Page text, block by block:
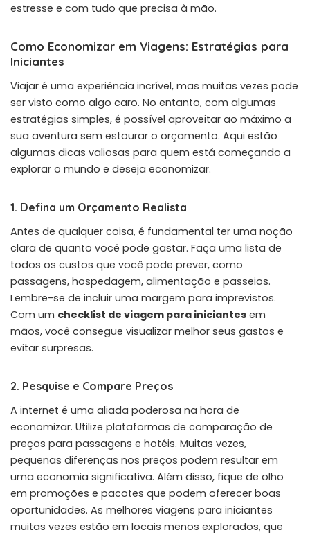
estresse e com tudo que precisa à mão.
Como Economizar em Viagens: Estratégias para
Iniciantes
Viajar é uma experiência incrível, mas muitas vezes pode
ser visto como algo caro. No entanto, com algumas
estratégias simples, é possível aproveitar ao máximo a
sua aventura sem estourar o orçamento. Aqui estão
algumas dicas valiosas para quem está começando a
explorar o mundo e deseja economizar.
1. Defina um Orçamento Realista
Antes de qualquer coisa, é fundamental ter uma noção
clara de quanto você pode gastar. Faça uma lista de
todos os custos que você pode prever, como
passagens, hospedagem, alimentação e passeios.
Lembre-se de incluir uma margem para imprevistos.
Com um checklist de viagem para iniciantes em
mãos, você consegue visualizar melhor seus gastos e
evitar surpresas.
2. Pesquise e Compare Preços
A internet é uma aliada poderosa na hora de
economizar. Utilize plataformas de comparação de
preços para passagens e hotéis. Muitas vezes,
pequenas diferenças nos preços podem resultar em
uma economia significativa. Além disso, fique de olho
em promoções e pacotes que podem oferecer boas
oportunidades. As melhores viagens para iniciantes
muitas vezes estão em locais menos explorados, que